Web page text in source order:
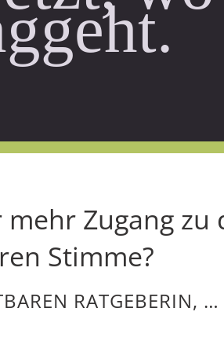
Zugang zu
Stimme?
RATGEBERIN, …